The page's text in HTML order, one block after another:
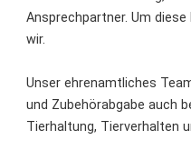
Ansprechpartner. Um
wir.
Unser ehrenamtliches
und Zubehörabgabe auch
Tierhaltung, Tierverhalten